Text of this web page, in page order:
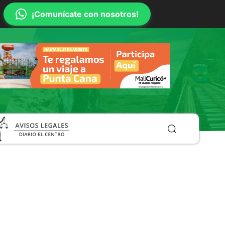
¡Comunícate con nosotros!